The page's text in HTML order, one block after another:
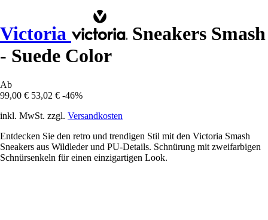
Victoria
Sneakers Smash
- Suede Color
Ab
99,00 € 53,02 € -46%
inkl. MwSt. zzgl. Versandkosten
Entdecken Sie den retro und trendigen Stil mit den Victoria Smash
Sneakers aus Wildleder und PU-Details. Schnürung mit zweifarbigen
Schnürsenkeln für einen einzigartigen Look.